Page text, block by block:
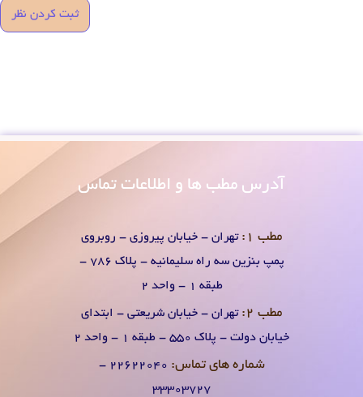
آدرس مطب ها و اطلاعات تماس
مطب 1:
تهران - خیابان پیروزی - روبروی
پمپ بنزین سه راه سلیمانیه - پلاک 786 -
طبقه 1 - واحد 2
مطب 2:
تهران - خیابان شریعتی - ابتدای
خیابان دولت - پلاک 550 - طبقه 1 - واحد 2
شماره های تماس:
۲۲۶۲۲۰۴0 -
۳۳۳۰۳۷۲۷